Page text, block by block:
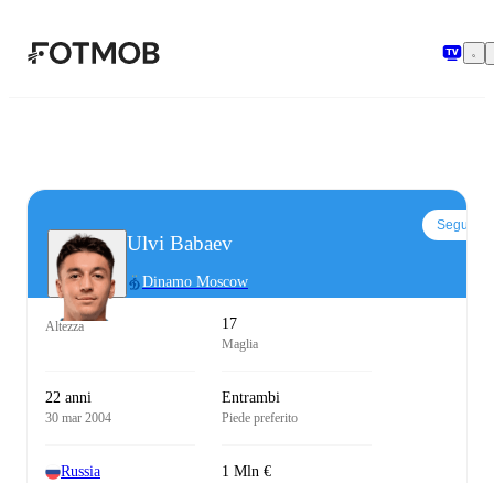
Ulvi Babaev
Dinamo Moscow
Segui
Altezza 17
Maglia
22 anni
30 mar 2004
Entrambi
Piede preferito
Russia 1 Mln €